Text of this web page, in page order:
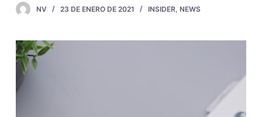
n
o
NV 23 DE ENERO DE 2021 INSIDER, NEWS